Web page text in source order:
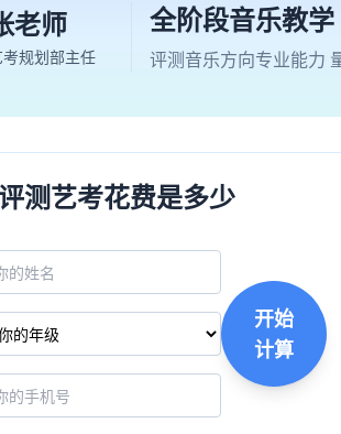
老师
规划部主任
全阶段音乐教
评测音乐方向专业能力
测艺考花费是多少
开始
计算